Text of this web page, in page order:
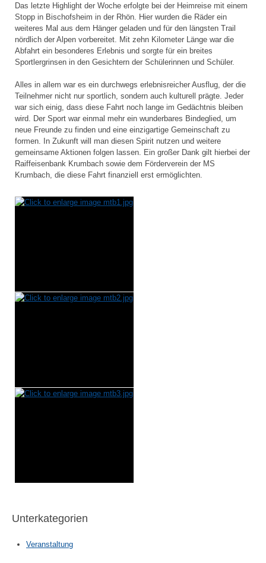
Das letzte Highlight der Woche erfolgte bei der Heimreise mit einem
Stopp in Bischofsheim in der Rhön. Hier wurden die Räder ein
weiteres Mal aus dem Hänger geladen und für den längsten Trail
nördlich der Alpen vorbereitet. Mit zehn Kilometer Länge war die
Abfahrt ein besonderes Erlebnis und sorgte für ein breites
Sportlergrinsen in den Gesichtern der Schülerinnen und Schüler.
Alles in allem war es ein durchwegs erlebnisreicher Ausflug, der die
Teilnehmer nicht nur sportlich, sondern auch kulturell prägte. Jeder
war sich einig, dass diese Fahrt noch lange im Gedächtnis bleiben
wird. Der Sport war einmal mehr ein wunderbares Bindeglied, um
neue Freunde zu finden und eine einzigartige Gemeinschaft zu
formen. In Zukunft will man diesen Spirit nutzen und weitere
gemeinsame Aktionen folgen lassen. Ein großer Dank gilt hierbei der
Raiffeisenbank Krumbach sowie dem Förderverein der MS
Krumbach, die diese Fahrt finanziell erst ermöglichten.
Unterkategorien
Veranstaltung